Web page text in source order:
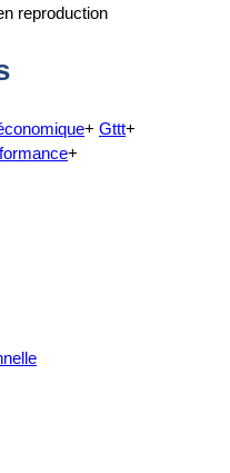
reproduction
+ Gttt+
+